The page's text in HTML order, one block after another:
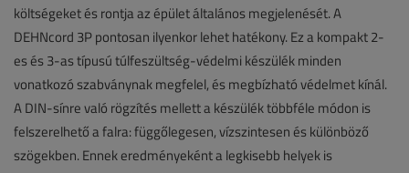
költségeket és rontja az épület általános megjelenését. A
DEHNcord 3P pontosan ilyenkor lehet hatékony. Ez a kompakt 2-
es és 3-as típusú túlfeszültség-védelmi készülék minden
vonatkozó szabványnak megfelel, és megbízható védelmet kínál.
A DIN-sínre való rögzítés mellett a készülék többféle módon is
felszerelhető a falra: függőlegesen, vízszintesen és különböző
szögekben. Ennek eredményeként a legkisebb helyek is